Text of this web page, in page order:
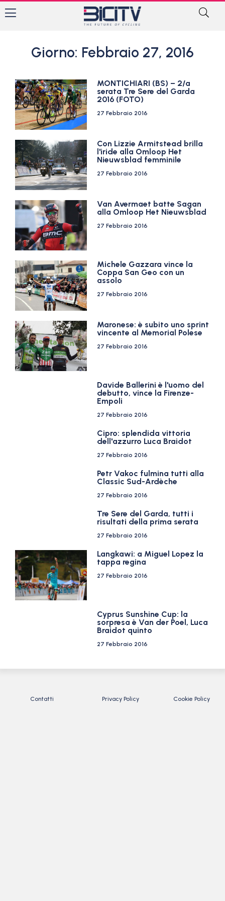
Giorno: Febbraio 27, 2016
MONTICHIARI (BS) – 2/a
serata Tre Sere del Garda
2016 (FOTO)
27 Febbraio 2016
Con Lizzie Armitstead brilla
l'iride alla Omloop Het
Nieuwsblad femminile
27 Febbraio 2016
Van Avermaet batte Sagan
alla Omloop Het Nieuwsblad
27 Febbraio 2016
Michele Gazzara vince la
Coppa San Geo con un
assolo
27 Febbraio 2016
Maronese: è subito uno sprint
vincente al Memorial Polese
27 Febbraio 2016
Davide Ballerini è l'uomo del
debutto, vince la Firenze-
Empoli
27 Febbraio 2016
Cipro: splendida vittoria
dell'azzurro Luca Braidot
27 Febbraio 2016
Petr Vakoc fulmina tutti alla
Classic Sud-Ardèche
27 Febbraio 2016
Tre Sere del Garda, tutti i
risultati della prima serata
27 Febbraio 2016
Langkawi: a Miguel Lopez la
tappa regina
27 Febbraio 2016
Cyprus Sunshine Cup: la
sorpresa è Van der Poel, Luca
Braidot quinto
27 Febbraio 2016
Contatti Privacy Policy Cookie Policy